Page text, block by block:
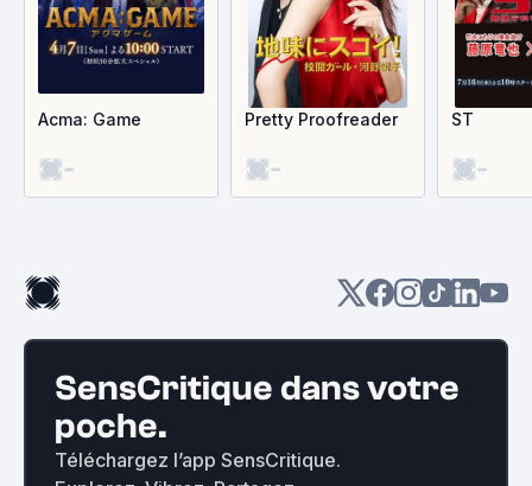
Acma: Game
-
Pretty Proofreader
-
ST
-
SensCritique dans votre
poche.
Téléchargez l’app SensCritique.